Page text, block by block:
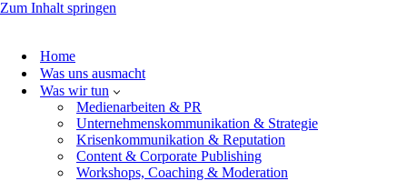
Zum Inhalt springen
Home
Was uns ausmacht
Was wir tun
Medienarbeiten & PR
Unternehmenskommunikation & Strategie
Krisenkommunikation & Reputation
Content & Corporate Publishing
Workshops, Coaching & Moderation